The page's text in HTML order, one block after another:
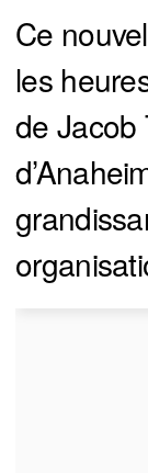
Ce
les
de Jacob